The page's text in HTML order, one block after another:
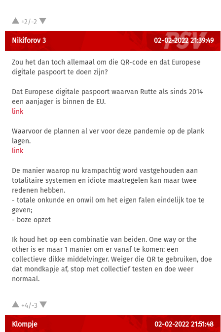
+2/-2
Nikiforov 3 02-02-2022 21:39:49
Zou het dan toch allemaal om die QR-code en dat Europese
digitale paspoort te doen zijn?
Dat Europese digitale paspoort waarvan Rutte als sinds 2014
een aanjager is binnen de EU.
link
Waarvoor de plannen al ver voor deze pandemie op de plank
lagen.
link
De manier waarop nu krampachtig word vastgehouden aan
totalitaire systemen en idiote maatregelen kan maar twee
redenen hebben.
- totale onkunde en onwil om het eigen falen eindelijk toe te
geven;
- boze opzet
Ik houd het op een combinatie van beiden. One way or the
other is er maar 1 manier om er vanaf te komen: een
collectieve dikke middelvinger. Weiger die QR te gebruiken, doe
dat mondkapje af, stop met collectief testen en doe weer
normaal.
+4/-3
Klompje 02-02-2022 21:51:48